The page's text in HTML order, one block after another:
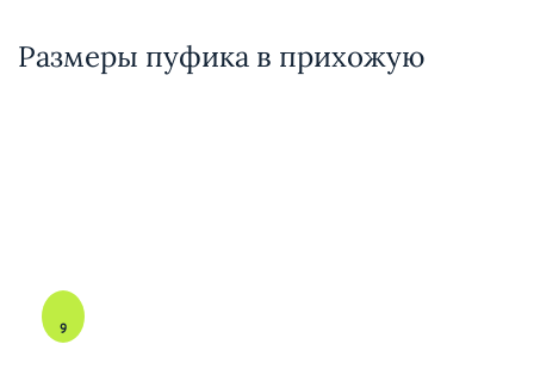
Размеры пуфика в прихожую
9